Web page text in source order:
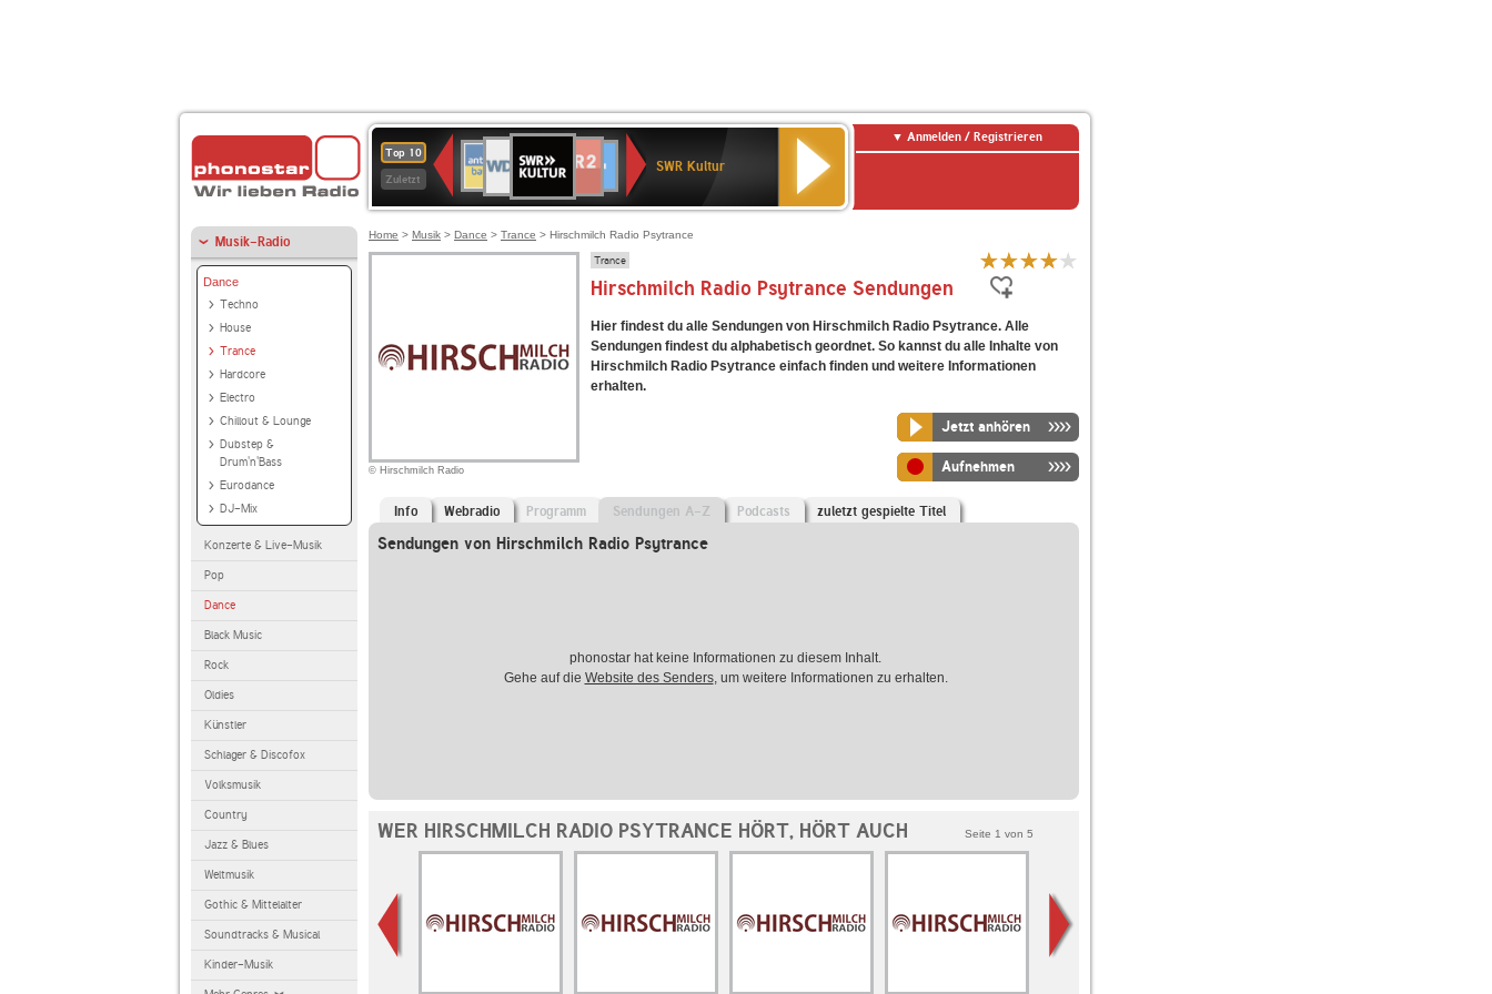
Top 10
Zuletzt
Deutschlandfunk
80er
90er
OLDIE
ANTENNE
SWR3
WDR
4
BR-
KLASSIK
Deutschlandfunk
Kultur
ANTENNE
BAYERN
2
Kultur2
SWR Kultur
Anmelden / Registrieren
Musik-Radio
Dance
Techno
House
Trance
Hardcore
Electro
Chillout & Lounge
Dubstep &
Drum'n'Bass
Eurodance
DJ-Mix
Konzerte & Live-Musik
Pop
Dance
Black Music
Rock
Oldies
Künstler
Schlager & Discofox
Volksmusik
Country
Jazz & Blues
Weltmusik
Gothic & Mittelalter
Soundtracks & Musical
Kinder-Musik
Home > Musik > Dance > Trance > Hirschmilch Radio Psytrance
© Hirschmilch Radio
Trance
Hirschmilch Radio Psytrance Sendungen
Hier findest du alle Sendungen von Hirschmilch Radio Psytrance. Alle
Sendungen findest du alphabetisch geordnet. So kannst du alle Inhalte von
Hirschmilch Radio Psytrance einfach finden und weitere Informationen
erhalten.
Jetzt anhören
Aufnehmen
Info Webradio Programm Sendungen A-Z Podcasts zuletzt gespielte Titel
Sendungen von Hirschmilch Radio Psytrance
phonostar hat keine Informationen zu diesem Inhalt.
Gehe auf die Website des Senders, um weitere Informationen zu erhalten.
WER HIRSCHMILCH RADIO PSYTRANCE HÖRT, HÖRT AUCH Seite 1 von 5